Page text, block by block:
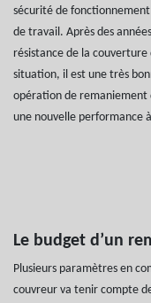
sécurité de fonctionnement
de travail. Après des
résistance de la
situation, il est une très
opération de
une nouvelle performance
Le budget d’un
Plusieurs paramètres en
couvreur va tenir compte